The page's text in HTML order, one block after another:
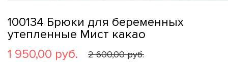
100134 Брюки для беременных
утепленные Мист какао
1 950,00 руб.
2 600,00 руб.